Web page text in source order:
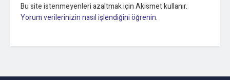
Bu site istenmeyenleri azaltmak için Akismet kullanır.
Yorum verilerinizin nasıl işlendiğini öğrenin.